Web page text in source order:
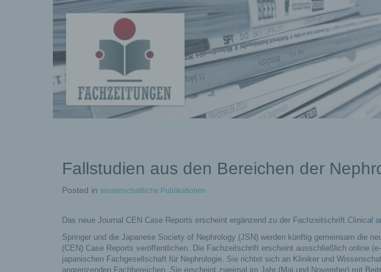
Projekte –
Fachbeiträge
Fallstudien aus den Bereichen der
Posted in wissenschaftliche Publikationen
Das neue Journal CEN Case Reports erscheint ergänzend zu der Fachzeitschrift Clinical
Springer und die Japanese Society of Nephrology (JSN) werden künftig gemeinsam die
(CEN) Case Reports veröffentlichen. Die Fachzeitschrift erscheint ausschließlich online
japanischen Fachgesellschaft für Nephrologie. Sie richtet sich an Kliniker und
angrenzenden Fachbereichen. Sie erscheint zweimal im Jahr (Mai und November) mit